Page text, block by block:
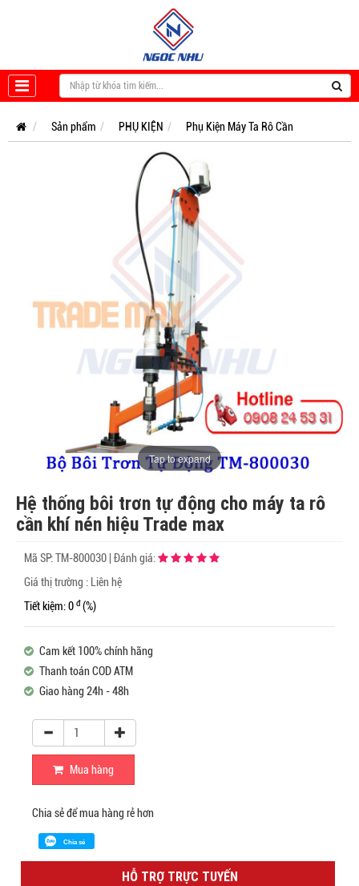
Sản phẩm PHỤ KIỆN Phụ Kiện Máy Ta Rô Cần
Tap to expand
Hệ thống bôi trơn tự động cho máy ta rô
cần khí nén hiệu Trade max
Mã SP:TM-800030 Đánh giá:
Giá thị trường : Liên hệ
Tiết kiệm: 0 đ (%)
Cam kết 100% chính hãng
Thanh toán COD ATM
Giao hàng 24h - 48h
Mua hàng
Chia sẻ để mua hàng rẻ hơn
Chia sẻ
HỖ TRỢ TRỰC TUYẾN